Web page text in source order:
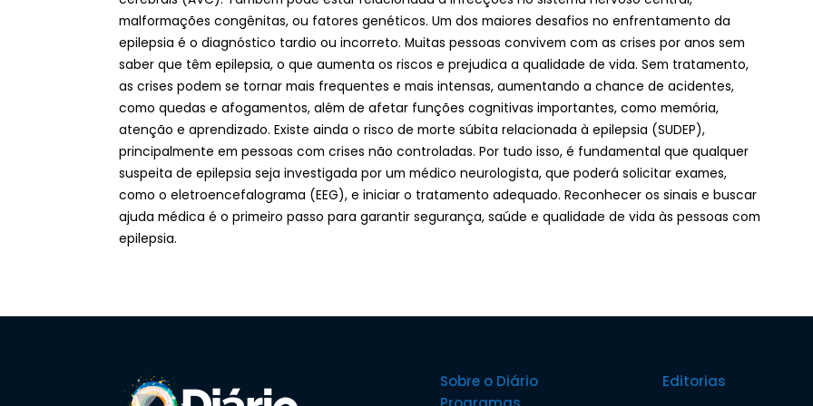
malformações congênitas, ou fatores genéticos. Um dos maiores desafios no enfrentamento da
epilepsia é o diagnóstico tardio ou incorreto. Muitas pessoas convivem com as crises por anos sem
saber que têm epilepsia, o que aumenta os riscos e prejudica a qualidade de vida. Sem tratamento,
as crises podem se tornar mais frequentes e mais intensas, aumentando a chance de acidentes,
como quedas e afogamentos, além de afetar funções cognitivas importantes, como memória,
atenção e aprendizado. Existe ainda o risco de morte súbita relacionada à epilepsia (SUDEP),
principalmente em pessoas com crises não controladas. Por tudo isso, é fundamental que qualquer
suspeita de epilepsia seja investigada por um médico neurologista, que poderá solicitar exames,
como o eletroencefalograma (EEG), e iniciar o tratamento adequado. Reconhecer os sinais e buscar
ajuda médica é o primeiro passo para garantir segurança, saúde e qualidade de vida às pessoas com
epilepsia.
Sobre o Diário
Editorias